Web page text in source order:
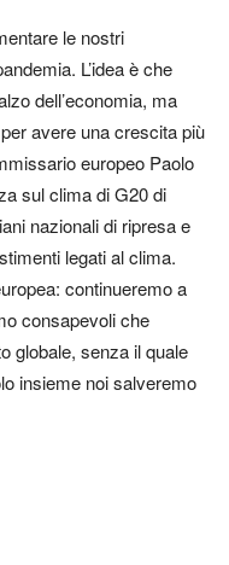
le nostri
L’idea è che
dell’economia, ma
avere una crescita più
europeo Paolo
sul clima di G20 di
nazionali di ripresa e
legati al clima.
continueremo a
consapevoli che
globale, senza il quale
insieme noi salveremo